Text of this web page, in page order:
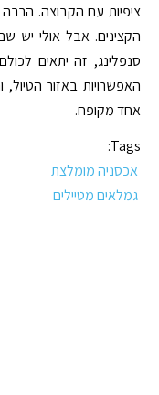
ציפיות עם הקבוצה.
הקצינים. אבל אולי יש
סנפלינג, זה יתאים
האפשרויות באזור
אחד מקופח.
Tags:
אכסניה מומלצת
גמלאים מטיילים